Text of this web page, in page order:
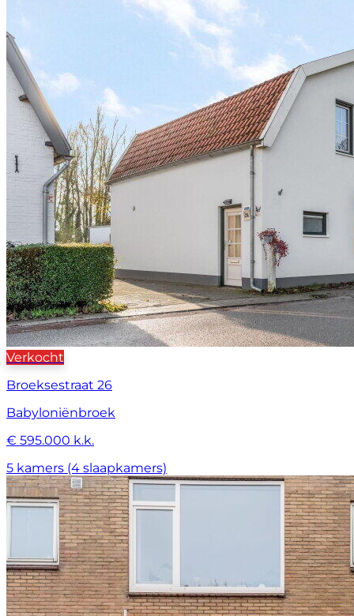
Verkocht
Broeksestraat 26
Babyloniënbroek
€ 595.000 k.k.
5 kamers (4 slaapkamers)